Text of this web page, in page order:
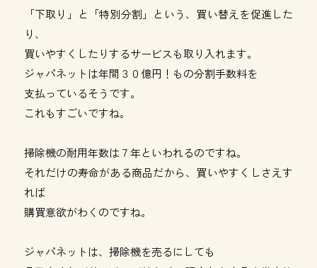
「下取り」と「特別分割」という、買い替えを促進した
り、
買いやすくしたりするサービスも取り入れます。
ジャパネットは年間３０億円！もの分割手数料を
支払っているそうです。
これもすごいですね。
掃除機の耐用年数は７年といわれるのですね。
それだけの寿命がある商品だから、買いやすくしさえす
れば
購買意欲がわくのですね。
ジャパネットは、掃除機を売るにしても